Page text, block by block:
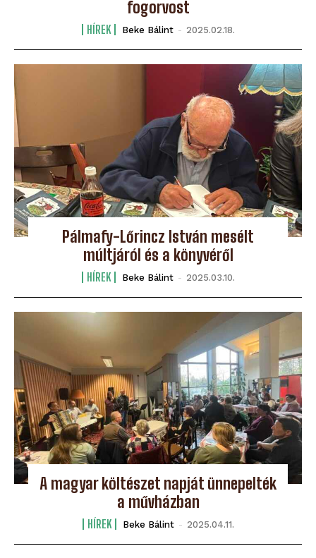
fogorvost
HÍREK Beke Bálint - 2025.02.18.
Pálmafy-Lőrincz István mesélt
múltjáról és a könyvéről
HÍREK Beke Bálint - 2025.03.10.
A magyar költészet napját ünnepelték
a művházban
HÍREK Beke Bálint - 2025.04.11.